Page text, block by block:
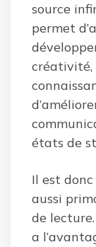
source
permet
créativité,
états de
Il est
aussi
de
a